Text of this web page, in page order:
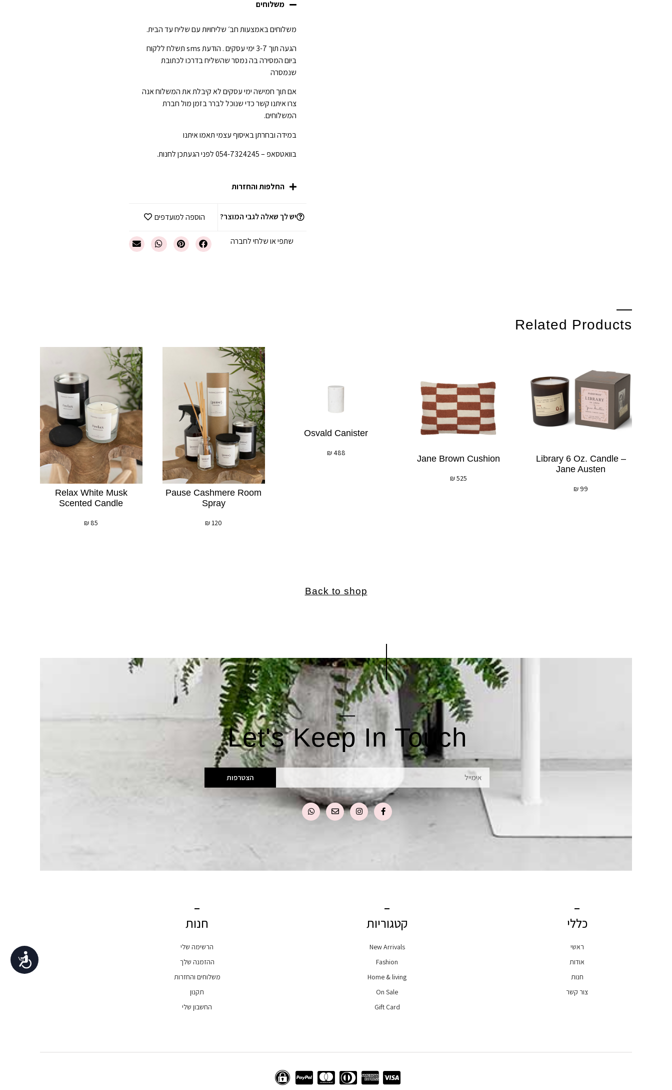
נגישות
משלוחים
משלוחים באמצעות חב׳ שליחויות עם שליח עד הבית.
הגעה תוך 3-7 ימי עסקים . הודעת sms תשלח ללקוח
ביום המסירה בה נמסר שהשליח בדרכו לכתובת
שנמסרה
אם תוך חמישה ימי עסקים לא קיבלת את המשלוח אנה
צרו איתנו קשר כדי שנוכל לברר בזמן מול חברת
המשלוחים.
במידה ובחרתן באיסוף עצמי תאמו איתנו
בוואטסאפ – 054-7324245 לפני הגעתכן לחנות.
החלפות והחזרות
יש לך שאלה לגבי המוצר? הוספה למועדפים
שתפי או שלחי לחברה
Related Products
Library 6 Oz. Candle –
Jane Austen
99
₪
Jane Brown Cushion
525
₪
Osvald Canister
488
₪
Pause Cashmere Room
Spray
120
₪
Relax White Musk
Scented Candle
85
₪
Back to shop
Let's Keep In Touch
אימייל
הצטרפות
כללי
ראשי
אודות
חנות
צור קשר
קטגוריות
New Arrivals
Fashion
Home & living
On Sale
Gift Card
חנות
הרשימה שלי
ההזמנה שלך
משלוחים והחזרות
תקנון
החשבון שלי